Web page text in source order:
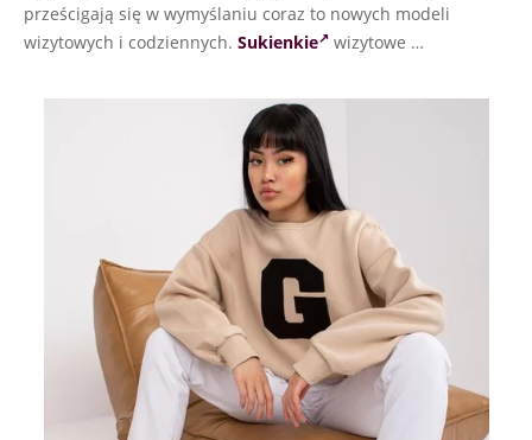
prześcigają się w wymyślaniu coraz to nowych modeli
wizytowych i codziennych. Sukienkie wizytowe …